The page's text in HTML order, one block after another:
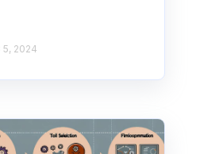
5, 2024